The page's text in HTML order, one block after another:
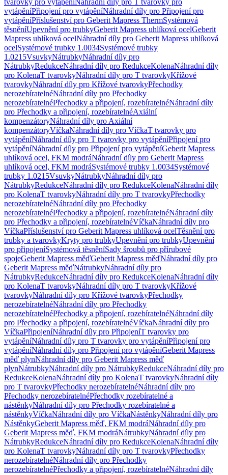
tvarovky pro vytápěníNáhradní díly pro T tvarovky pro
vytápěníPřipojení pro vytápěníNáhradní díly pro Připojení pro
vytápěníPříslušenství pro Geberit Mapress ThermSystémová
těsněníUpevnění pro trubkyGeberit Mapress uhlíková ocelGeberit
Mapress uhlíková ocelNáhradní díly pro Geberit Mapress uhlíková
ocelSystémové trubky 1.0034Systémové trubky
1.0215VsuvkyNátrubkyNáhradní díly pro
NátrubkyRedukceNáhradní díly pro RedukceKolenaNáhradní díly
pro KolenaT tvarovkyNáhradní díly pro T tvarovkyKřížové
tvarovkyNáhradní díly pro Křížové tvarovkyPřechodky
nerozebíratelnéNáhradní díly pro Přechodky
nerozebíratelnéPřechodky a připojení, rozebíratelnéNáhradní díly
pro Přechodky a připojení, rozebíratelnéAxiální
kompenzátoryNáhradní díly pro Axiální
kompenzátoryVíčkaNáhradní díly pro VíčkaT tvarovky pro
vytápěníNáhradní díly pro T tvarovky pro vytápěníPřipojení pro
vytápěníNáhradní díly pro Připojení pro vytápěníGeberit Mapress
uhlíková ocel, FKM modráNáhradní díly pro Geberit Mapress
uhlíková ocel, FKM modráSystémové trubky 1.0034Systémové
trubky 1.0215VsuvkyNátrubkyNáhradní díly pro
NátrubkyRedukceNáhradní díly pro RedukceKolenaNáhradní díly
pro KolenaT tvarovkyNáhradní díly pro T tvarovkyPřechodky
nerozebíratelnéNáhradní díly pro Přechodky
nerozebíratelnéPřechodky a připojení, rozebíratelnéNáhradní díly
pro Přechodky a připojení, rozebíratelnéVíčkaNáhradní díly pro
VíčkaPříslušenství pro Geberit Mapress uhlíková ocelTěsnění pro
trubky a tvarovkyKryty pro trubkyUpevnění pro trubkyUpevnění
pro připojeníSystémová těsněníSady šroubů pro přírubové
spojeGeberit Mapress měďGeberit Mapress měďNáhradní díly pro
Geberit Mapress měďNátrubkyNáhradní díly pro
NátrubkyRedukceNáhradní díly pro RedukceKolenaNáhradní díly
pro KolenaT tvarovkyNáhradní díly pro T tvarovkyKřížové
tvarovkyNáhradní díly pro Křížové tvarovkyPřechodky
nerozebíratelnéNáhradní díly pro Přechodky
nerozebíratelnéPřechodky a připojení, rozebíratelnéNáhradní díly
pro Přechodky a připojení, rozebíratelnéVíčkaNáhradní díly pro
VíčkaPřipojeníNáhradní díly pro PřipojeníT tvarovky pro
vytápěníNáhradní díly pro T tvarovky pro vytápěníPřipojení pro
vytápěníNáhradní díly pro Připojení pro vytápěníGeberit Mapress
měď plynNáhradní díly pro Geberit Mapress měď
plynNátrubkyNáhradní díly pro NátrubkyRedukceNáhradní díly pro
RedukceKolenaNáhradní díly pro KolenaT tvarovkyNáhradní díly
pro T tvarovkyPřechodky nerozebíratelnéNáhradní díly pro
Přechodky nerozebíratelnéPřechodky rozebíratelné a
nástěnkyNáhradní díly pro Přechodky rozebíratelné a
nástěnkyVíčkaNáhradní díly pro VíčkaNástěnkyNáhradní díly pro
NástěnkyGeberit Mapress měď, FKM modráNáhradní díly pro
Geberit Mapress měď, FKM modráNátrubkyNáhradní díly pro
NátrubkyRedukceNáhradní díly pro RedukceKolenaNáhradní díly
pro KolenaT tvarovkyNáhradní díly pro T tvarovkyPřechodky
nerozebíratelnéNáhradní díly pro Přechodky
nerozebíratelnéPřechodky a připojení, rozebíratelnéNáhradní díly